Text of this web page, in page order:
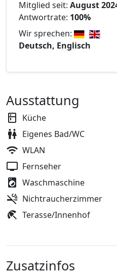
Mitglied seit: August
Antwortrate: 100%
Wir sprechen:
Deutsch, Englisch
Ausstattung
Küche
Eigenes Bad/WC
WLAN
Fernseher
Waschmaschine
Nichtraucherzimmer
Terasse/Innenhof
Zusatzinfos